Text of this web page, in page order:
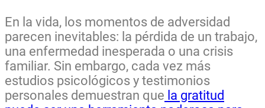
En la vida, los momentos de adversidad
parecen inevitables: la pérdida de un trabajo,
una enfermedad inesperada o una crisis
familiar. Sin embargo, cada vez más
estudios psicológicos y testimonios
personales demuestran que la gratitud